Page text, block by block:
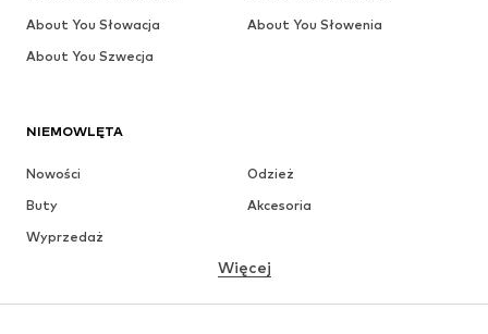
NIEMOWLĘTA
Nowości
Odzież
Buty
Akcesoria
Wyprzedaż
Więcej
About You Słowacja
About You Słowenia
About You Szwecja